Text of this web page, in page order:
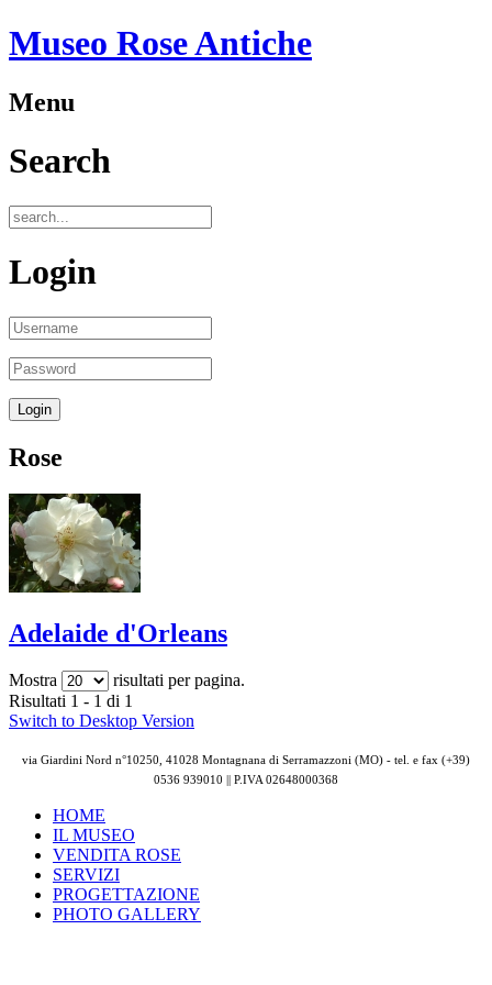
Museo Rose Antiche
Menu
Search
Login
Rose
Adelaide d'Orleans
Mostra
risultati per pagina.
Risultati 1 - 1 di 1
Switch to Desktop Version
via Giardini Nord n°10250, 41028 Montagnana di Serramazzoni (MO) - tel. e fax (+39)
0536 939010 || P.IVA02648000368
HOME
IL MUSEO
VENDITA ROSE
SERVIZI
PROGETTAZIONE
PHOTO GALLERY